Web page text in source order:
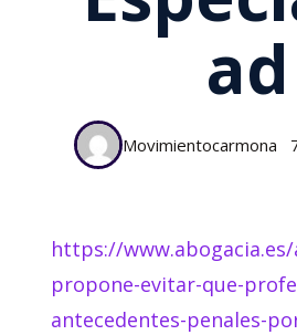
Ad
Movimientocarmona
https://
propone-evitar-que-
antecedentes-penales-